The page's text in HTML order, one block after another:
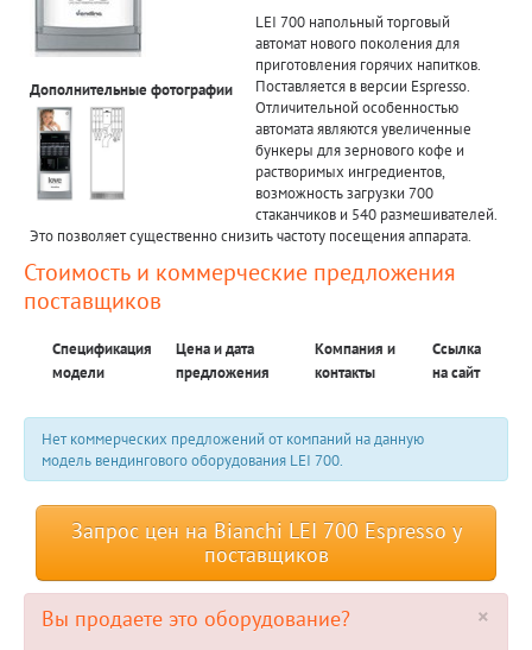
Дополнительные фотографии
LEI 700 напольный торговый
автомат нового поколения для
приготовления горячих напитков.
Поставляется в версии Espresso.
Отличительной особенностью
автомата являются увеличенные
бункеры для зернового кофе и
растворимых ингредиентов,
возможность загрузки 700
стаканчиков и 540 размешивателей.
Это позволяет существенно снизить частоту посещения аппарата.
Стоимость и коммерческие предложения
поставщиков
Спецификация
модели
Цена и дата
предложения
Компания и
контакты
Ссылка
на сайт
Нет коммерческих предложений от компаний на данную
модель вендингового оборудования LEI 700.
Запрос цен на Bianchi LEI 700 Espresso у
поставщиков
×
Вы продаете это оборудование?